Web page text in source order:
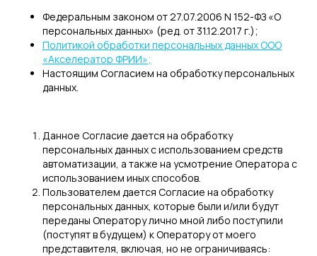
Федеральным законом от 27.07.2006 N 152-ФЗ «О
персональных данных» (ред. от 31.12.2017 г.);
Политикой обработки персональных данных ООО
«Акселератор ФРИИ»;
Настоящим Согласием на обработку персональных
данных.
Данное Согласие дается на обработку
персональных данных с использованием средств
автоматизации, а также на усмотрение Оператора с
использованием иных способов.
Пользователем дается Согласие на обработку
персональных данных, которые были и/или будут
переданы Оператору лично мной либо поступили
(поступят в будущем) к Оператору от моего
представителя, включая, но не ограничиваясь: